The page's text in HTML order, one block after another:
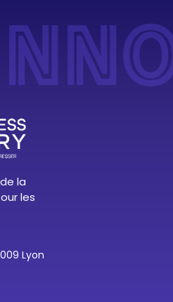
la
les
Lyon